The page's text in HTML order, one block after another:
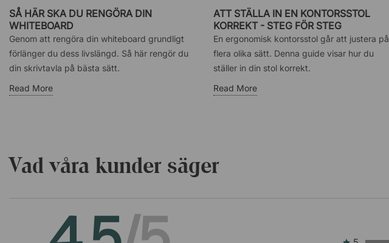
SÅ HÄR SKA DU RENGÖRA DIN
WHITEBOARD
Genom att rengöra din whiteboard grundligt
förlänger du dess livslängd. Så här rengör du
din skrivtavla på bästa sätt.
Read More
ATT STÄLLA IN EN KONTORSSTOL
KORREKT - STEG FÖR STEG
En ergonomisk kontorsstol går att justera på
flera olika sätt. Denna guide visar hur du
ställer in din stol korrekt.
Read More
Vad våra kunder säger